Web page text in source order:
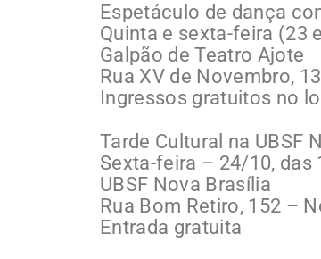
Espetáculo de dança
Quinta e sexta-feira (23
Galpão de Teatro Ajote
Rua XV de Novembro,
Ingressos gratuitos no
Tarde Cultural na UBSF
Sexta-feira – 24/10, das
UBSF Nova Brasília
Rua Bom Retiro, 152 –
Entrada gratuita